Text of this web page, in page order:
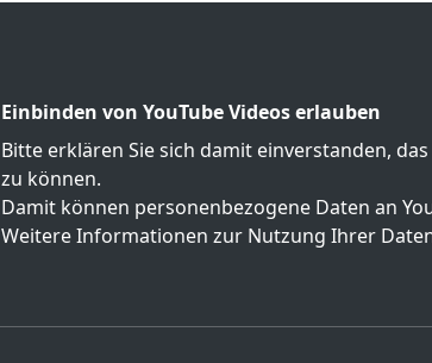
Einbinden von YouTube Videos erlauben
Bitte erklären Sie sich damit einverstanden,
zu können.
Damit können personenbezogene Daten an
Weitere Informationen zur Nutzung Ihrer